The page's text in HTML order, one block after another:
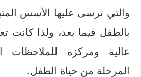
والتي ترسى عليها الأسس
بالطفل فيما بعد، ولذا كانت
عالية ومركزة للملاحظات
المرحلة من حياة الطفل.